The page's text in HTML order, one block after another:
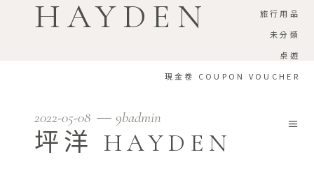
旅行用品
未分類
桌遊
現金卷 COUPON VOUCHER
HAYDEN
2022-05-08 9badmin
坪洋 HAYDEN